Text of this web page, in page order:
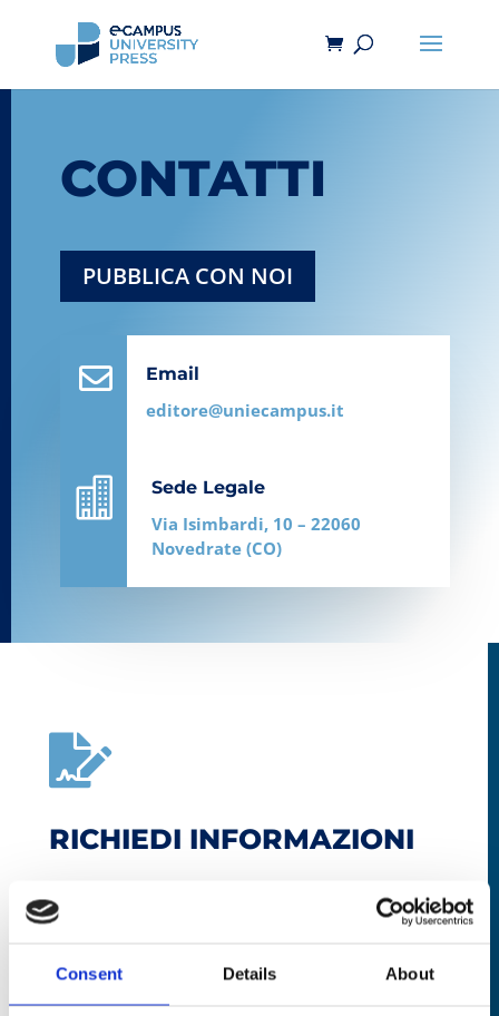
Consent Details About
CONTATTI
PUBBLICA CON NOI
 Email
editore@uniecampus.it
 Sede Legale
Via Isimbardi, 10 – 22060
Novedrate (CO)

RICHIEDI INFORMAZIONI